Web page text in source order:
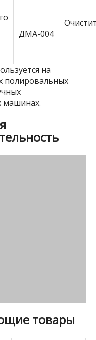
ДМА-004
на
полировальных
машинах.
товары